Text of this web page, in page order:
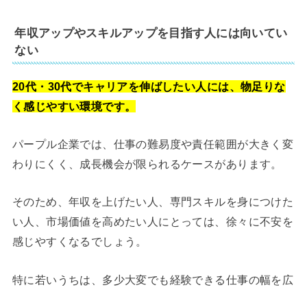
年収アップやスキルアップを目指す人には向いてい
ない
20代・30代でキャリアを伸ばしたい人には、物足りな
く感じやすい環境です。
パープル企業では、仕事の難易度や責任範囲が大きく変
わりにくく、成長機会が限られるケースがあります。
そのため、年収を上げたい人、専門スキルを身につけた
い人、市場価値を高めたい人にとっては、徐々に不安を
感じやすくなるでしょう。
特に若いうちは、多少大変でも経験できる仕事の幅を広